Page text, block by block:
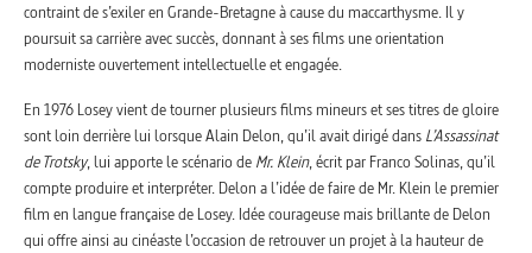
contraint de s’exiler en Grande-Bretagne à cause du maccarthysme. Il y
poursuit sa carrière avec succès, donnant à ses films une orientation
moderniste ouvertement intellectuelle et engagée.
En 1976 Losey vient de tourner plusieurs films mineurs et ses titres de gloire
sont loin derrière lui lorsque Alain Delon, qu’il avait dirigé dans L’Assassinat
de Trotsky, lui apporte le scénario de Mr. Klein, écrit par Franco Solinas, qu’il
compte produire et interpréter. Delon a l’idée de faire de Mr. Klein le premier
film en langue française de Losey. Idée courageuse mais brillante de Delon
qui offre ainsi au cinéaste l’occasion de retrouver un projet à la hauteur de